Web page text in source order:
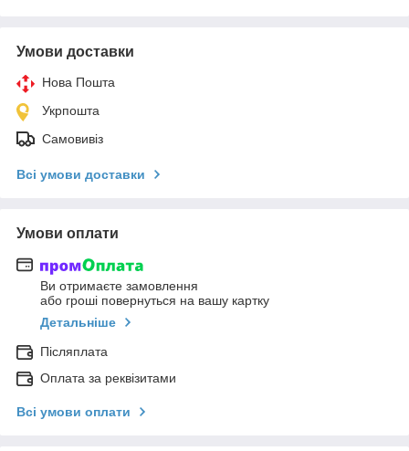
Умови доставки
Нова Пошта
Укрпошта
Самовивіз
Всі умови доставки
Умови оплати
Ви отримаєте замовлення
або гроші повернуться на вашу картку
Детальніше
Післяплата
Оплата за реквізитами
Всі умови оплати